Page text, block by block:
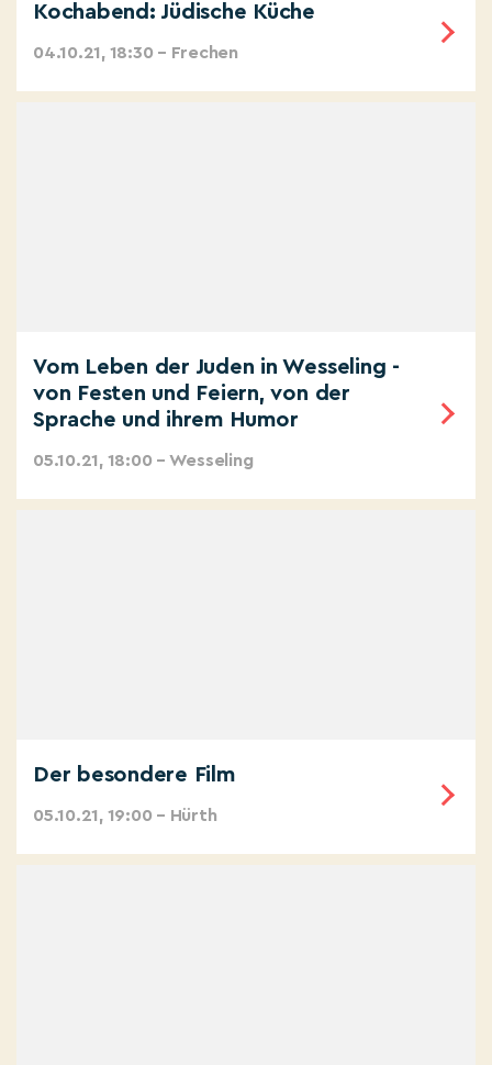
Kochabend: Jüdische Küche
04.10.21, 18:30 – Frechen
Vom Leben der Juden in Wesseling -
von Festen und Feiern, von der
Sprache und ihrem Humor
05.10.21, 18:00 – Wesseling
Der besondere Film
05.10.21, 19:00 – Hürth